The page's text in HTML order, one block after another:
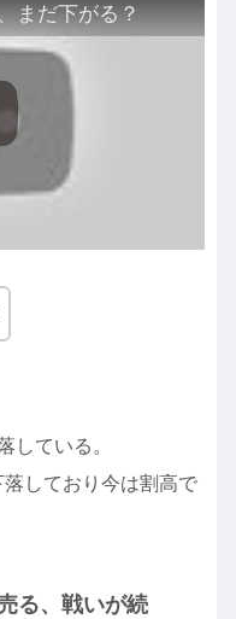
まだ下がる？
している。
しており今は割高で
る、戦いが続